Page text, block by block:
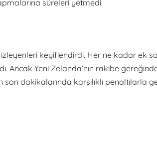
süreleri yetmedi.
keyiflendirdi. Her ne kadar ek
Yeni Zelanda’nın rakibe
dakikalarında karşılıklı penaltılarla